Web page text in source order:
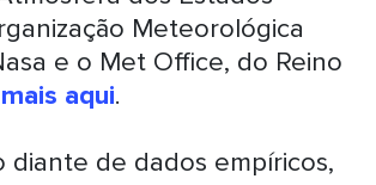
Meteorológica
e o Met Office, do Reino
aqui.
diante de dados empíricos,